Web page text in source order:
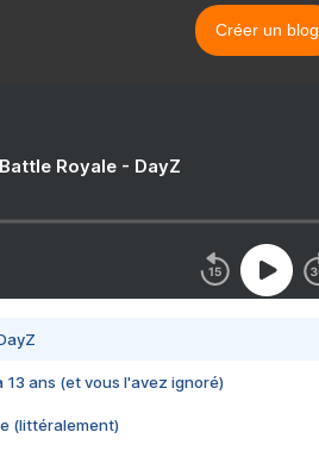
Créer un blog
Royale - DayZ
13 ans (et vous l'avez ignoré)
(littéralement)